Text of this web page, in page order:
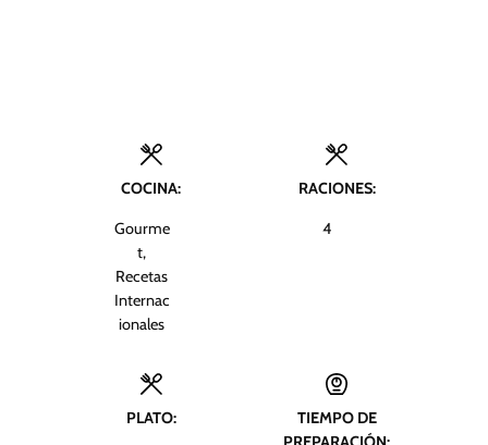
COCINA:
Gourme
t,
Recetas
Internac
ionales
RACIONES:
4
PLATO:
TIEMPO DE